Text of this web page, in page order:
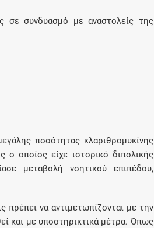
σε συνδυασμό με αναστολείς της
ποσότητας κλαριθρομυκίνης
ο οποίος είχε ιστορικό διπολικής
μεταβολή νοητικού επιπέδου,
πρέπει να αντιμετωπίζονται με την
και με υποστηρικτικά μέτρα. Όπως